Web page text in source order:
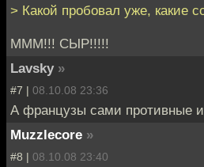
> Какой пробовал уже, какие
МММ!!! СЫР!!!!!
Lavsky »
#7 | 08.10.08 23:36
А французы сами противные
Muzzlecore »
#8 | 08.10.08 23:40